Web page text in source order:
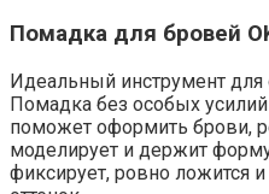
Помадка для бровей
Идеальный инструмент
Помадка без особых
поможет оформить брови,
моделирует и держит
фиксирует, ровно ложится